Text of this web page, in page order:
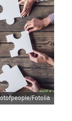
Fotolia